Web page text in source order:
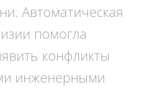
Автоматическая
помогла
конфликты
инженерными